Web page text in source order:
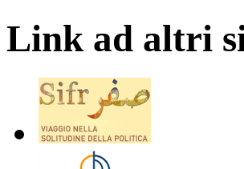
Link ad altri